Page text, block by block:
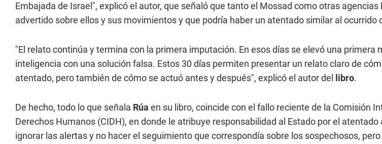
Embajada de Israel", explicó el autor, que señaló que tanto el Mossad como otras agencias
advertido sobre ellos y sus movimientos y que podría haber un atentado similar al ocurrido
"El relato continúa y termina con la primera imputación. En esos días se elevó una primera
inteligencia con una solución falsa. Estos 30 días permiten presentar un relato claro de
atentado, pero también de cómo se actuó antes y después", explicó el autor del
libro.
De hecho, todo lo que señala Rúa en su libro, coincide con el fallo reciente de la Comisión
Derechos Humanos (CIDH), en donde le atribuye responsabilidad al Estado por el atentado
ignorar las alertas y no hacer el seguimiento que correspondía sobre los sospechosos,